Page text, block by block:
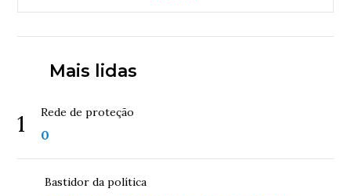
Mais lidas
1 Rede de proteção
0
Bastidor da política